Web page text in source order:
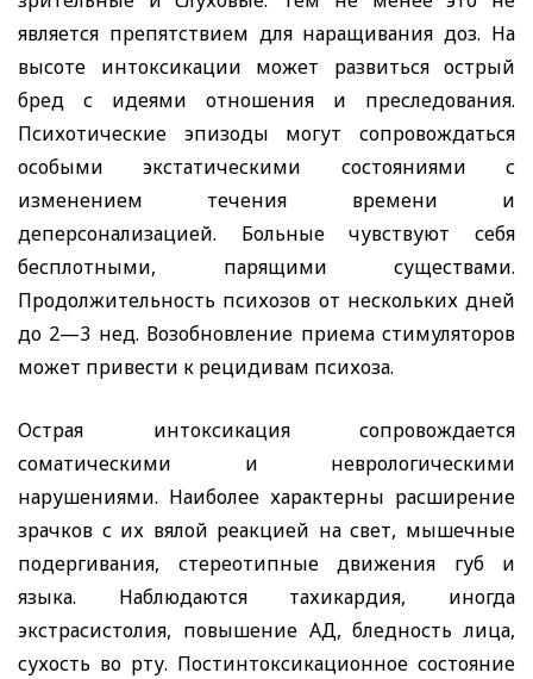
является препятствием для наращивания доз. На
высоте интоксикации может развиться острый
бред с идеями отношения и преследования.
Психотические эпизоды могут сопровождаться
особыми экстатическими состояниями с
изменением течения времени и
деперсонализацией. Больные чувствуют себя
бесплотными, парящими существами.
Продолжительность психозов от нескольких дней
до 2—3 нед. Возобновление приема стимуляторов
может привести к рецидивам психоза.
Острая интоксикация сопровождается
соматическими и неврологическими
нарушениями. Наиболее характерны расширение
зрачков с их вялой реакцией на свет, мышечные
подергивания, стереотипные движения губ и
языка. Наблюдаются тахикардия, иногда
экстрасистолия, повышение АД, бледность лица,
сухость во рту. Постинтоксикационное состояние